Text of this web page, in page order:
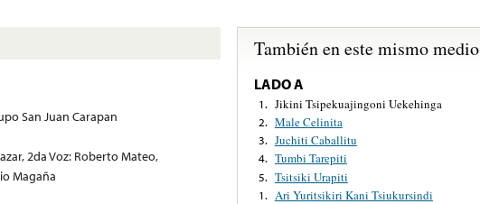
San Juan Carapan
2da Voz: Roberto Mateo,
Magaña
También en este mismo medio
LADO A
1. Jikini Tsipekuajingoni Uekehinga
2. Male Celinita
3. Juchiti Caballitu
4. Tumbi Tarepiti
5. Tsitsiki Urapiti
1. Ari Yuritsikiri Kani Tsiukursindi